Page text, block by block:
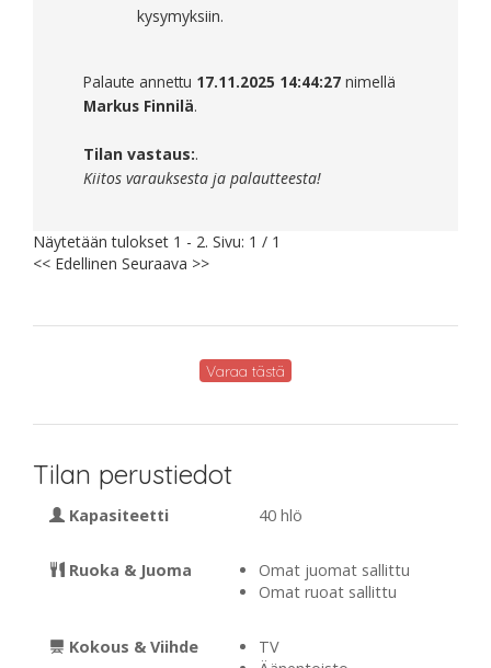
kysymyksiin.
Palaute annettu 17.11.2025 14:44:27 nimellä
Markus Finnilä.
Tilan vastaus:.
Kiitos varauksesta ja palautteesta!
Näytetään tulokset 1 - 2. Sivu: 1 / 1
<< Edellinen Seuraava >>
Varaa tästä
Tilan perustiedot
Kapasiteetti 40 hlö
Ruoka & Juoma
Omat juomat sallittu
Omat ruoat sallittu
Kokous & Viihde
TV